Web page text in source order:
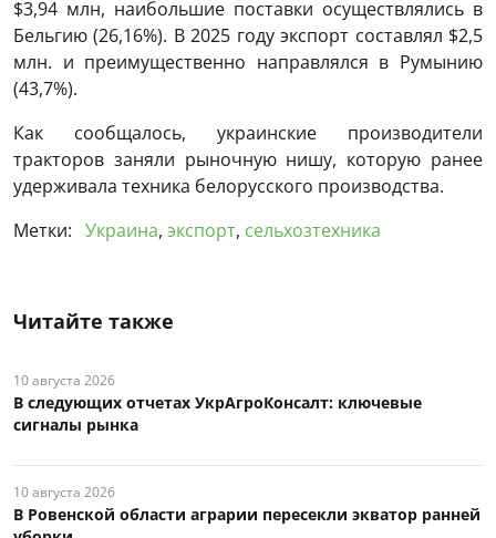
$3,94 млн, наибольшие поставки осуществлялись в
Бельгию (26,16%). В 2025 году экспорт составлял $2,5
млн. и преимущественно направлялся в Румынию
(43,7%).
Как сообщалось, украинские производители
тракторов заняли рыночную нишу, которую ранее
удерживала техника белорусского производства.
Метки: Украина, экспорт, сельхозтехника
Читайте также
10 августа 2026
В следующих отчетах УкрАгроКонсалт: ключевые
сигналы рынка
10 августа 2026
В Ровенской области аграрии пересекли экватор ранней